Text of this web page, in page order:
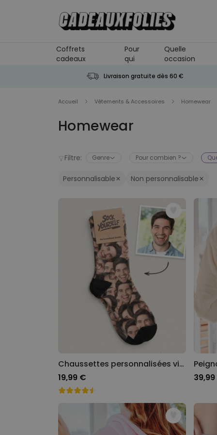
Coffrets
cadeaux
Pour
qui
Quelle
occasion
Livraison gratuite dès 60 €
Accueil Vêtements & Accessoires Homewear
Homewear
Filtre: Genre Pour combien ?
Personnalisable Non personnalisable
Chaussettes personnalisées visage
19,99 €